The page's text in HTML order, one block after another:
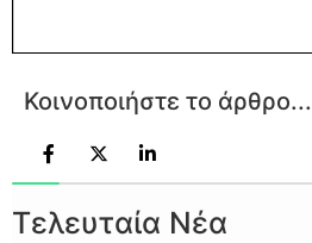
Κοινοποιήστε το άρθρο...
Τελευταία Νέα